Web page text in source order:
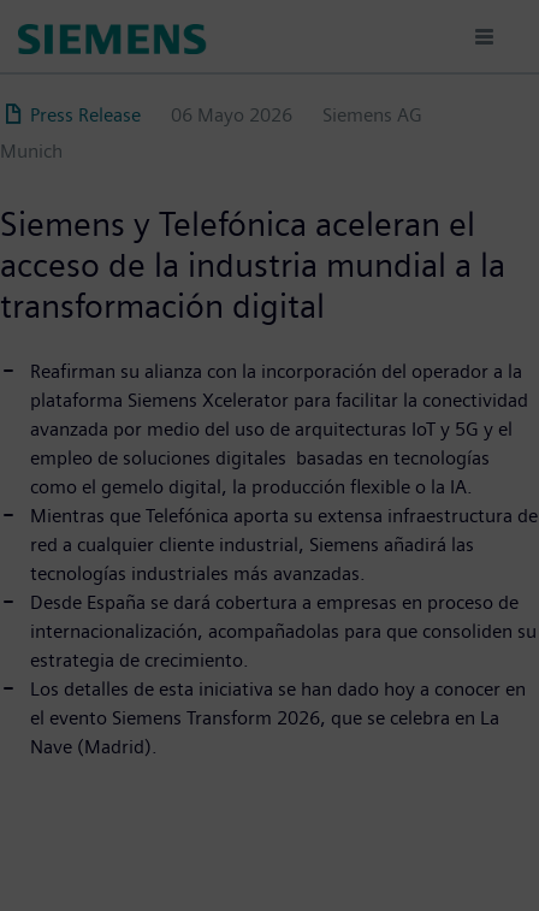
principal
Press Release 06 Mayo 2026
Siemens AG
Munich
Siemens y Telefónica aceleran el
acceso de la industria mundial a la
transformación digital
Reafirman su alianza con la incorporación del operador a la
plataforma Siemens Xcelerator para facilitar la conectividad
avanzada por medio del uso de arquitecturas IoT y 5G y el
empleo de soluciones digitales basadas en tecnologías
como el gemelo digital, la producción flexible o la IA.
Mientras que Telefónica aporta su extensa infraestructura de
red a cualquier cliente industrial, Siemens añadirá las
tecnologías industriales más avanzadas.
Desde España se dará cobertura a empresas en proceso de
internacionalización, acompañadolas para que consoliden su
estrategia de crecimiento.
Los detalles de esta iniciativa se han dado hoy a conocer en
el evento Siemens Transform 2026, que se celebra en La
Nave (Madrid).